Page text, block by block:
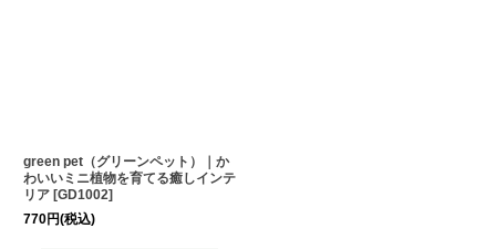
green pet（グリーンペット）｜か
わいいミニ植物を育てる癒しインテ
リア [GD1002]
770円(税込)